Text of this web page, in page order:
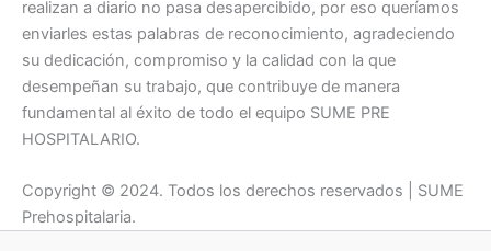
realizan a diario no pasa desapercibido, por eso queríamos
enviarles estas palabras de reconocimiento, agradeciendo
su dedicación, compromiso y la calidad con la que
desempeñan su trabajo, que contribuye de manera
fundamental al éxito de todo el equipo SUME PRE
HOSPITALARIO.
Copyright © 2024. Todos los derechos reservados | SUME
Prehospitalaria.